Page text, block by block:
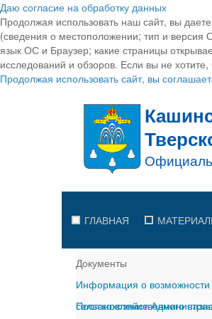
Даю согласие на обработку данных
Продолжая использовать наш сайт, вы
(сведения о местоположении; тип и версия
язык ОС и Браузер; какие страницы
исследований и обзоров. Если вы не
Продолжая использовать сайт, вы
ГЛАВНАЯ
Документы
Информация о возможности
сельскохозяйственного
Постановление